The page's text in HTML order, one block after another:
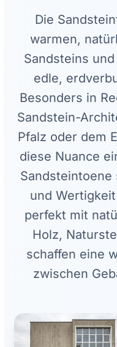
Die
warmen,
Sandsteins
edle,
Besonders in
Sandstein-
Pfalz oder dem
diese Nuance
und
perfekt mit
Holz,
schaffen eine
zwischen